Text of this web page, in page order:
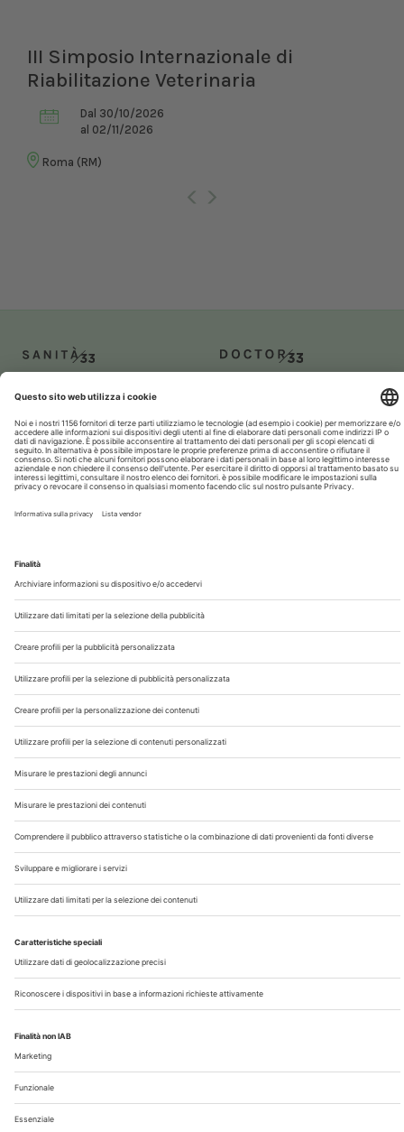
III Simposio Internazionale di
Riabilitazione Veterinaria
Dal 30/10/2026
al 02/11/2026
Roma (RM)
Chi Siamo
Contatti
Note Legali
Privacy
©2026 Edra S.p.a | www.edraspa.it | P.iva 08056040960
| Tel. 02/881841 | Sede legale: Viale Enrico Forlanini 21 -
20134 Milano (Italy)
Registrazione Tribunale di Milano n° 5578/2022 del
5/05/2022